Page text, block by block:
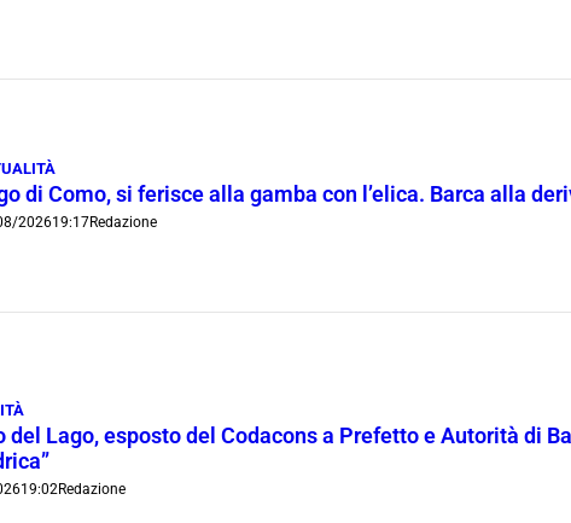
di Como, si ferisce alla gamba con l’elica. Barca alla
202619:17Redazione
del Lago, esposto del Codacons a Prefetto e Autorità di
19:02Redazione